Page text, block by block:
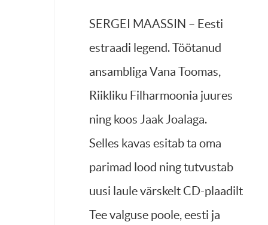
SERGEI MAASSIN – Eesti
estraadi legend. Töötanud
ansambliga Vana Toomas,
Riikliku Filharmoonia juures
ning koos Jaak Joalaga.
Selles kavas esitab ta oma
parimad lood ning tutvustab
uusi laule värskelt CD-plaadilt
Tee valguse poole, eesti ja